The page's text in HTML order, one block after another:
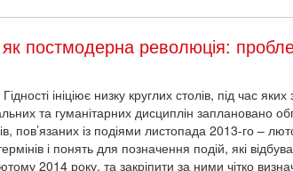
постмодерна революція:
ініціює низку круглих столів, під час яких
та гуманітарних дисциплін заплановано
пов’язаних із подіями листопада 2013-го –
і понять для позначення подій, які
визначені й науково обґрунтовані